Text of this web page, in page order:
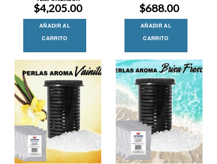
$4,205.00
AÑADIR AL
CARRITO
$688.00
AÑADIR AL
CARRITO